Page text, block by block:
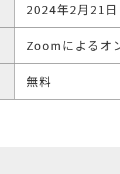
2024年2月21
Zoomによるオ
無料